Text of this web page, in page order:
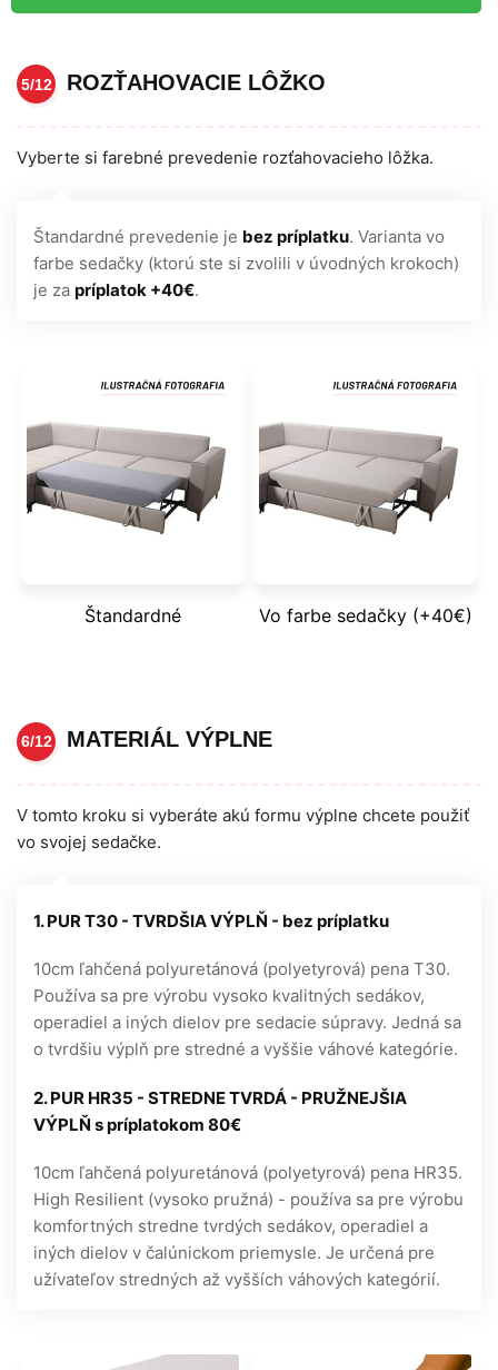
5/12 ROZŤAHOVACIE LÔŽKO
Vyberte si farebné prevedenie rozťahovacieho lôžka.
Štandardné prevedenie je bez príplatku. Varianta vo
farbe sedačky (ktorú ste si zvolili v úvodných krokoch)
je za príplatok +40€.
Štandardné Vo farbe sedačky (+40€)
6/12 MATERIÁL VÝPLNE
V tomto kroku si vyberáte akú formu výplne chcete použiť
vo svojej sedačke.
1. PUR T30 - TVRDŠIA VÝPLŇ - bez príplatku
10cm ľahčená polyuretánová (polyetyrová) pena T30.
Používa sa pre výrobu vysoko kvalitných sedákov,
operadiel a iných dielov pre sedacie súpravy. Jedná sa
o tvrdšiu výplň pre stredné a vyššie váhové kategórie.
2. PUR HR35 - STREDNE TVRDÁ - PRUŽNEJŠIA
VÝPLŇ s príplatokom 80€
10cm ľahčená polyuretánová (polyetyrová) pena HR35.
High Resilient (vysoko pružná) - používa sa pre výrobu
komfortných stredne tvrdých sedákov, operadiel a
iných dielov v čalúnickom priemysle. Je určená pre
užívateľov stredných až vyšších váhových kategórií.